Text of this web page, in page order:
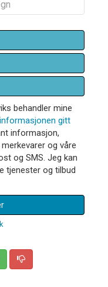
behandler mine
informasjonen gitt
informasjon,
og våre
og SMS. Jeg kan
tjenester og tilbud